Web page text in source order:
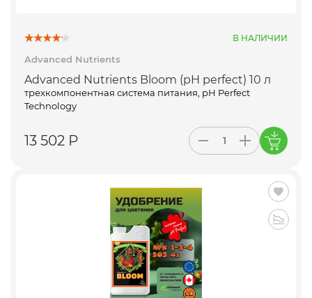
В НАЛИЧИИ
Advanced Nutrients
Advanced Nutrients Bloom (pH perfect) 10 л
трехкомпонентная система питания, pH Perfect
Technology
13 502 Р